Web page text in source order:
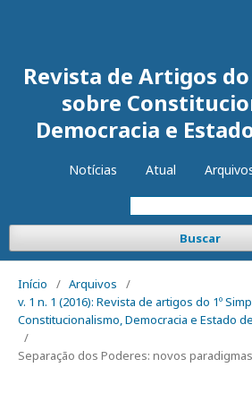
Revista de Artigos do
sobre
Democracia e
Notícias Atual
Buscar
Início / Arquivos
/
v. 1 n. 1 (2016): Revista de artigos do 1º
Constitucionalismo, Democracia e Estado
/
Separação dos Poderes: novos paradigmas